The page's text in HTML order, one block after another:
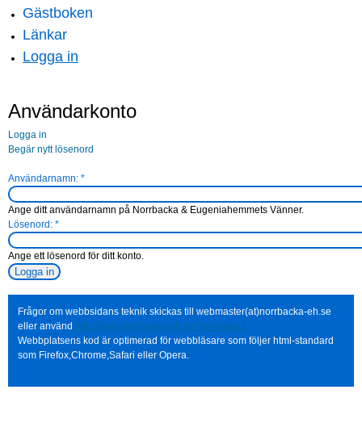
Gästboken
Länkar
Logga in
Användarkonto
Logga in
Begär nytt lösenord
Användarnamn: *
Ange ditt användarnamn på Norrbacka & Eugeniahemmets Vänner.
Lösenord: *
Ange ett lösenord för ditt konto.
Frågor om webbsidans teknik skickas till webmaster(at)norrbacka-eh.se
eller använd http://www.norrbacka-eh.se/?q=contact
Webbplatsens kod är optimerad för webbläsare som följer html-standard
som Firefox,Chrome,Safari eller Opera.